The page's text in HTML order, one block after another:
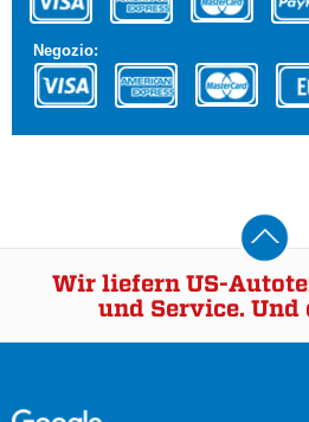
Negozio:
Wir liefern US-
und Service. Und